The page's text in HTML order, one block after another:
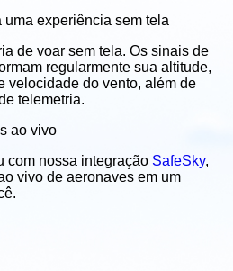
uma experiência sem tela
de voar sem tela. Os sinais de
regularmente sua altitude,
velocidade do vento, além de
telemetria.
ao vivo
com nossa integração SafeSky,
vivo de aeronaves em um